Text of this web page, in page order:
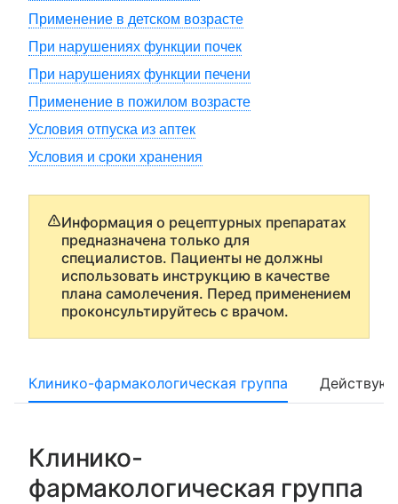
Применение в детском возрасте
При нарушениях функции почек
При нарушениях функции печени
Применение в пожилом возрасте
Условия отпуска из аптек
Условия и сроки хранения
Информация о рецептурных препаратах
предназначена только для
специалистов. Пациенты не должны
использовать инструкцию в качестве
плана самолечения. Перед применением
проконсультируйтесь с врачом.
Клинико-фармакологическая группа
Клинико-
фармакологическая группа